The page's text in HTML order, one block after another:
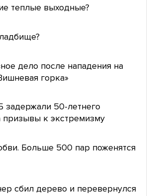
теплые выходные?
дело после нападения на
горка»
50-летнего
к экстремизму
Больше 500 пар поженятся
сбил дерево и перевернулся